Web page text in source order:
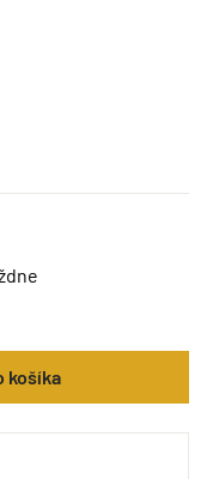
košíka